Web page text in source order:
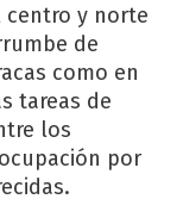
centro y norte
de
como en
tareas de
los
por